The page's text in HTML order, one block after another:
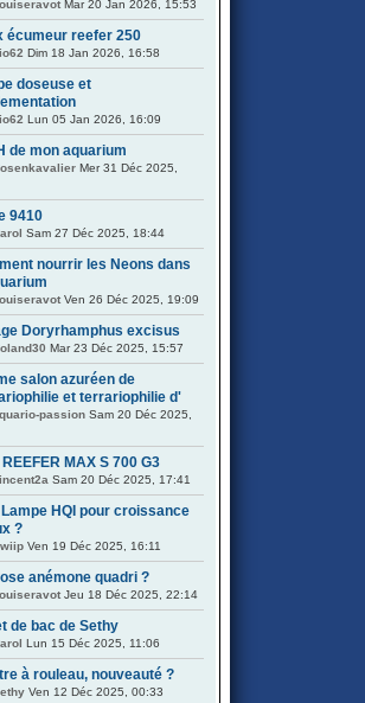
Mar 20 Jan 2026, 15:53
écumeur reefer 250
Dim 18 Jan 2026, 16:58
doseuse et
Lun 05 Jan 2026, 16:09
de mon aquarium
Mer 31 Déc 2025,
9410
Sam 27 Déc 2025, 18:44
nourrir les Neons dans
Ven 26 Déc 2025, 19:09
Doryrhamphus excisus
Mar 23 Déc 2025, 15:57
salon azuréen de
et terrariophilie d'
passion Sam 20 Déc 2025,
REEFER MAX S 700 G3
Sam 20 Déc 2025, 17:41
HQI pour croissance
?
Ven 19 Déc 2025, 16:11
anémone quadri ?
Jeu 18 Déc 2025, 22:14
de bac de Sethy
Lun 15 Déc 2025, 11:06
à rouleau, nouveauté ?
Ven 12 Déc 2025, 00:33